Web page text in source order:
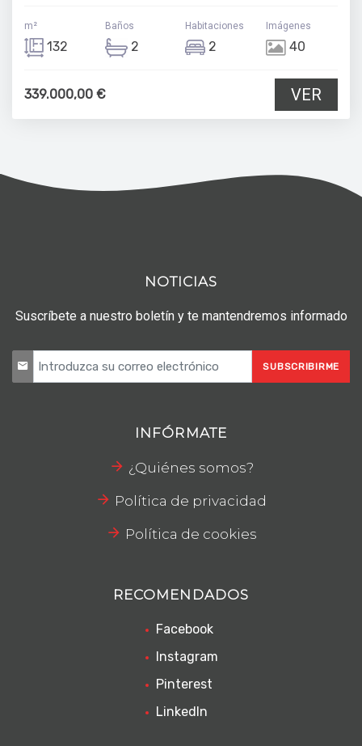
m²
132
Baños
2
Habitaciones
2
Imágenes
40
339.000,00 € VER
NOTICIAS
Suscríbete a nuestro boletín y te mantendremos informado
SUBSCRIBIRME
INFÓRMATE
¿Quiénes somos?
Política de privacidad
Política de cookies
RECOMENDADOS
Facebook
Instagram
Pinterest
LinkedIn